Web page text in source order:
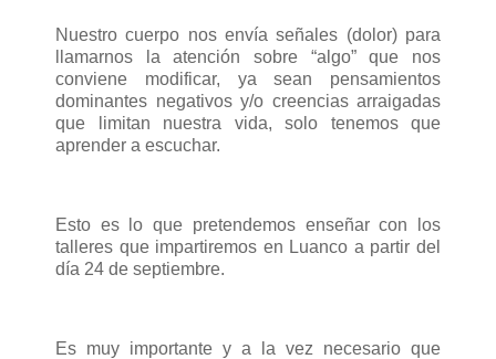
Nuestro cuerpo nos envía señales (dolor) para
llamarnos la atención sobre “algo” que nos
conviene modificar, ya sean pensamientos
dominantes negativos y/o creencias arraigadas
que limitan nuestra vida, solo tenemos que
aprender a escuchar.
Esto es lo que pretendemos enseñar con los
talleres que impartiremos en Luanco a partir del
día 24 de septiembre.
Es muy importante y a la vez necesario que